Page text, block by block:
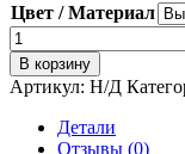
Цвет / Материал
Количество
товара
Шкаф
для
одежды
В корзину
Артикул: Н/Д
Детали
Отзывы (0)